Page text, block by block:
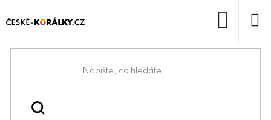
na
Domů
Preciosa® & lůžka